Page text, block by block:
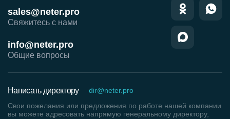
sales@neter.pro
Свяжитесь с нами
info@neter.pro
Общие вопросы
Написать директору
dir@neter.pro
Свои пожелания или предложения по работе нашей компании
вы можете адресовать напрямую генеральному директору,